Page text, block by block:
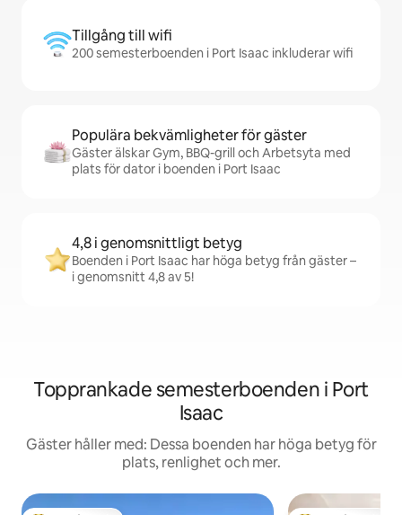
Tillgång till wifi
200 semesterboenden i Port Isaac inkluderar wifi
Populära bekvämligheter för gäster
Gäster älskar Gym, BBQ-grill och Arbetsyta med
plats för dator i boenden i Port Isaac
4,8 i genomsnittligt betyg
Boenden i Port Isaac har höga betyg från gäster –
i genomsnitt 4,8 av 5!
Topprankade semesterboenden i Port
Isaac
Gäster håller med: Dessa boenden har höga betyg för
plats, renlighet och mer.